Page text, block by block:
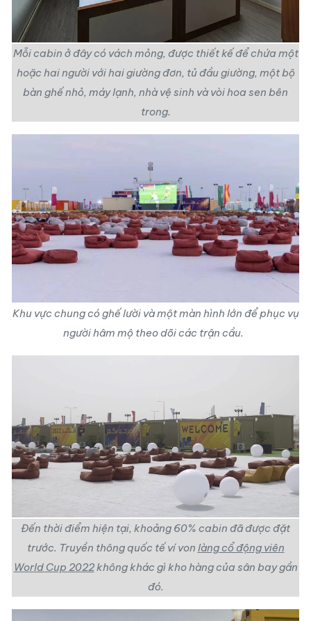
Mỗi cabin ở đây có vách mỏng, được thiết kế để chứa một
hoặc hai người với hai giường đơn, tủ đầu giường, một bộ
bàn ghế nhỏ, máy lạnh, nhà vệ sinh và vòi hoa sen bên
trong.
Khu vực chung có ghế lười và một màn hình lớn để phục vụ
người hâm mộ theo dõi các trận cầu.
Đến thời điểm hiện tại, khoảng 60% cabin đã được đặt
trước. Truyền thông quốc tế ví von làng cổ động viên
World Cup 2022không khác gì kho hàng của sân bay gần
đó.